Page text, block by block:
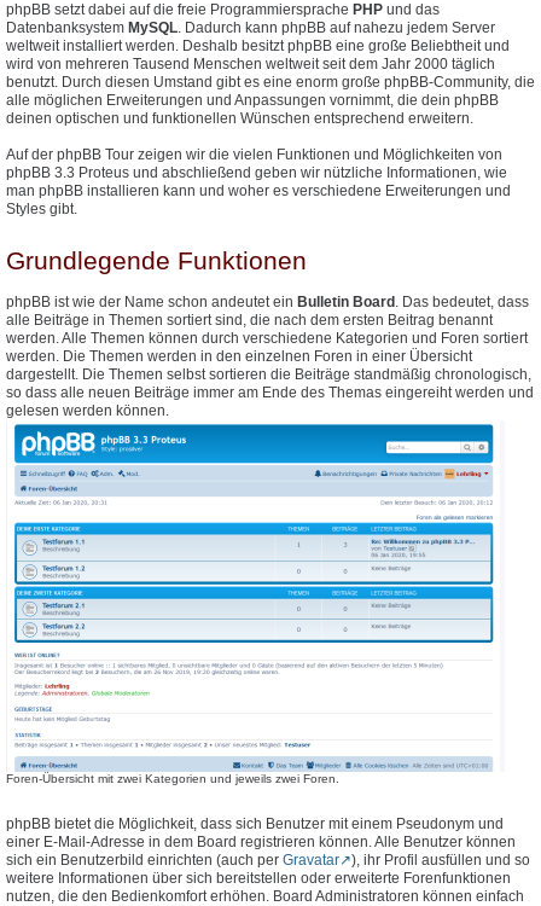
phpBB setzt dabei auf die freie Programmiersprache PHP und das
Datenbanksystem MySQL. Dadurch kann phpBB auf nahezu jedem Server
weltweit installiert werden. Deshalb besitzt phpBB eine große Beliebtheit und
wird von mehreren Tausend Menschen weltweit seit dem Jahr 2000 täglich
benutzt. Durch diesen Umstand gibt es eine enorm große phpBB-Community, die
alle möglichen Erweiterungen und Anpassungen vornimmt, die dein phpBB
deinen optischen und funktionellen Wünschen entsprechend erweitern.
Auf der phpBB Tour zeigen wir die vielen Funktionen und Möglichkeiten von
phpBB 3.3 Proteus und abschließend geben wir nützliche Informationen, wie
man phpBB installieren kann und woher es verschiedene Erweiterungen und
Styles gibt.
Grundlegende Funktionen
phpBB ist wie der Name schon andeutet ein Bulletin Board . Das bedeutet, dass
alle Beiträge in Themen sortiert sind, die nach dem ersten Beitrag benannt
werden. Alle Themen können durch verschiedene Kategorien und Foren sortiert
werden. Die Themen werden in den einzelnen Foren in einer Übersicht
dargestellt. Die Themen selbst sortieren die Beiträge standmäßig chronologisch,
so dass alle neuen Beiträge immer am Ende des Themas eingereiht werden und
gelesen werden können.
Foren-Übersicht mit zwei Kategorien und jeweils zwei Foren.
phpBB bietet die Möglichkeit, dass sich Benutzer mit einem Pseudonym und
einer E-Mail-Adresse in dem Board registrieren können. Alle Benutzer können
sich ein Benutzerbild einrichten (auch per Gravatar
), ihr Profil ausfüllen und so
weitere Informationen über sich bereitstellen oder erweiterte Forenfunktionen
nutzen, die den Bedienkomfort erhöhen. Board Administratoren können einfach